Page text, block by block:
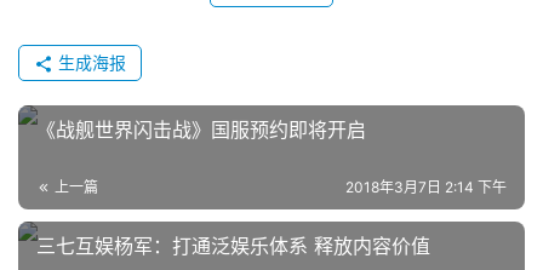
7
月
3
生成海报
《战舰世界闪击战》国服预约即将开启
上一篇 2018年3月7日 2:14 下午
三七互娱杨军：打通泛娱乐体系 释放内容价值